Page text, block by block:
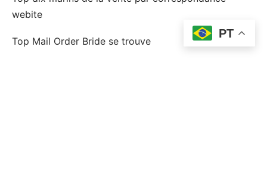
webite
Top Mail Order Bride se trouve
PT